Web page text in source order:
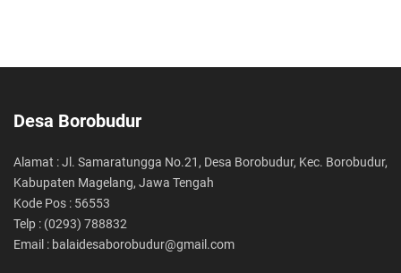
Desa Borobudur
Alamat : Jl. Samaratungga No.21, Desa Borobudur, Kec. Borobudur,
Kabupaten Magelang, Jawa Tengah
Kode Pos : 56553
Telp : (0293) 788832
Email : balaidesaborobudur@gmail.com